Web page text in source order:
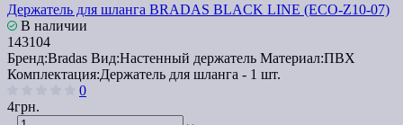
Держатель для шланга BRADAS BLACK LINE (ECO-Z10-07)
В наличии
143104
Бренд:Bradas Вид:Настенный держатель Материал:ПВХ
Комплектация:Держатель для шланга - 1 шт.
0
4грн.